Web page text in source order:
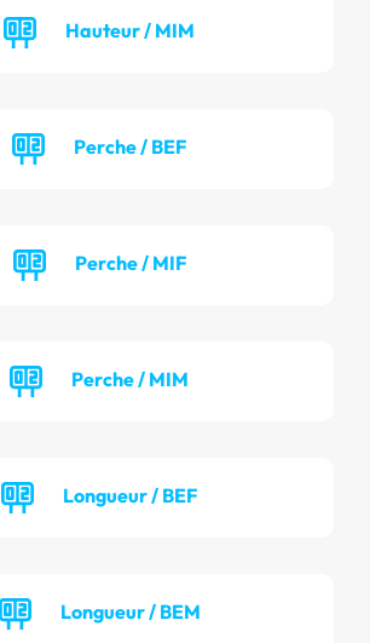
Hauteur / MIM
Perche / BEF
Perche / MIF
Perche / MIM
Longueur / BEF
Longueur / BEM